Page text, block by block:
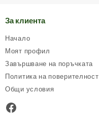
За клиента
Начало
Моят профил
Завършване на поръчката
Политика на поверителност
Общи условия
Facebook